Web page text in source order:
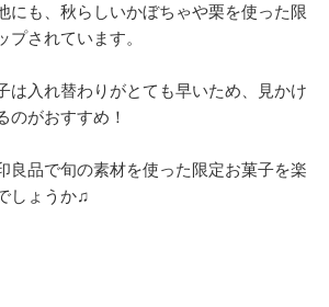
にも、秋らしいかぼちゃや栗を使った限
プされています。
は入れ替わりがとても早いため、見かけ
のがおすすめ！
良品で旬の素材を使った限定お菓子を楽
しょうか♫